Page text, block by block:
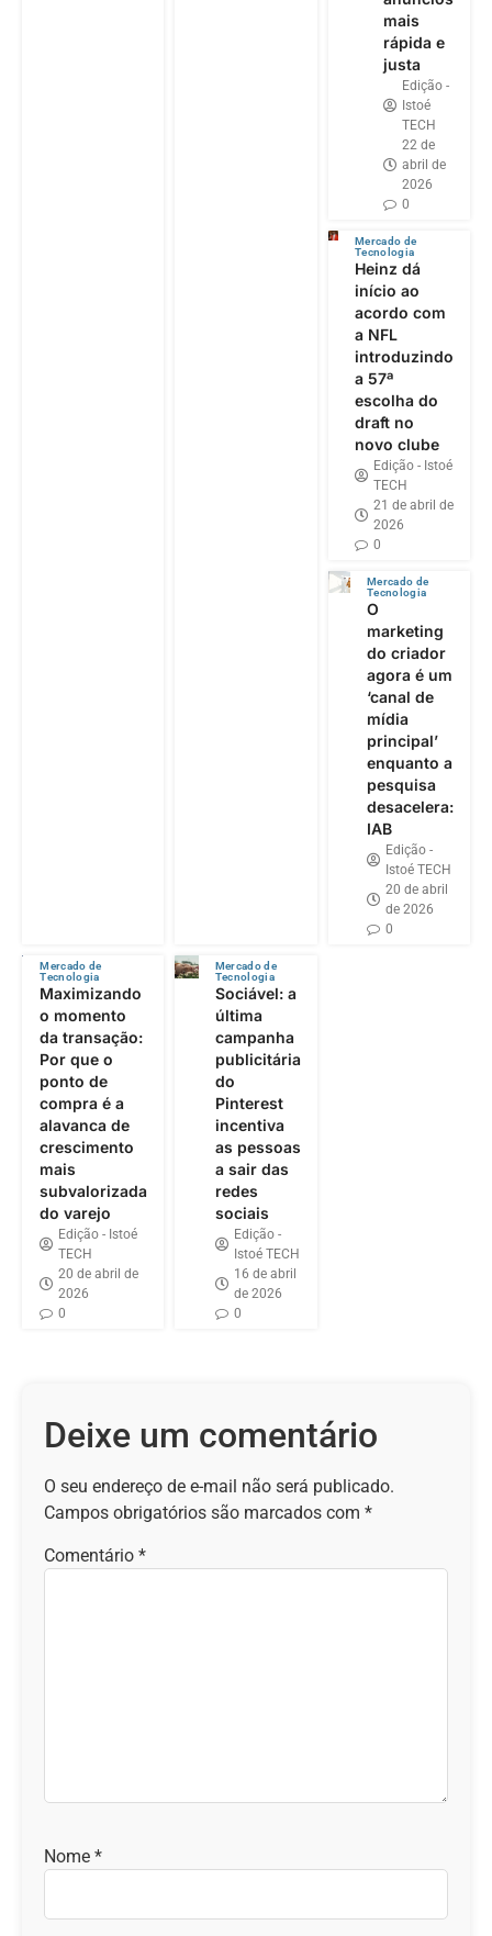
mais
rápida e
justa
Edição -
Istoé
TECH
22 de
abril de
2026
0
Mercado de
Tecnologia
Heinz dá
início ao
acordo com
a NFL
introduzindo
a 57ª
escolha do
draft no
novo clube
Edição - Istoé
TECH
21 de abril de
2026
0
Mercado de
Tecnologia
O
marketing
do criador
agora é um
‘canal de
mídia
principal’
enquanto a
pesquisa
desacelera:
IAB
Edição -
Istoé TECH
20 de abril
de 2026
0
Mercado de
Tecnologia
Maximizando
o momento
da transação:
Por que o
ponto de
compra é a
alavanca de
crescimento
mais
subvalorizada
do varejo
Edição - Istoé
TECH
20 de abril de
2026
0
Mercado de
Tecnologia
Sociável: a
última
campanha
publicitária
do
Pinterest
incentiva
as pessoas
a sair das
redes
sociais
Edição -
Istoé TECH
16 de abril
de 2026
0
Deixe um comentário
O seu endereço de e-mail não será publicado.
Campos obrigatórios são marcados com *
Comentário *
Nome *